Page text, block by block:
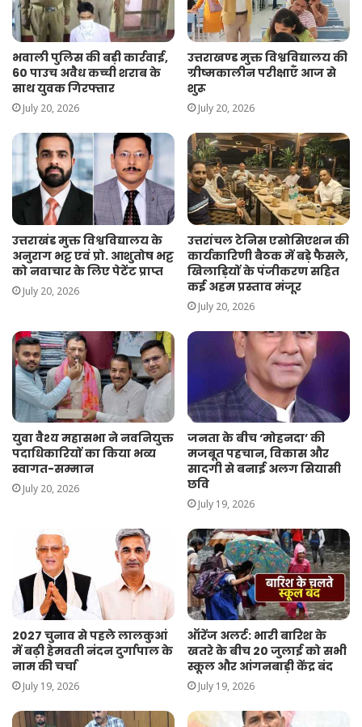
भवाली पुलिस की बड़ी कार्रवाई,
60 पाउच अवैध कच्ची शराब के
साथ युवक गिरफ्तार
July 20, 2026
उत्तराखण्ड मुक्त विश्वविद्यालय की
ग्रीष्मकालीन परीक्षाएँ आज से
शुरू
July 20, 2026
उत्तराखंड मुक्त विश्वविद्यालय के
अनुराग भट्ट एवं प्रो. आशुतोष भट्ट
को नवाचार के लिए पेटेंट प्राप्त
July 20, 2026
उत्तरांचल टेनिस एसोसिएशन की
कार्यकारिणी बैठक में बड़े फैसले,
खिलाड़ियों के पंजीकरण सहित
कई अहम प्रस्ताव मंजूर
July 20, 2026
युवा वैश्य महासभा ने नवनियुक्त
पदाधिकारियों का किया भव्य
स्वागत-सम्मान
July 20, 2026
जनता के बीच ‘मोहनदा’ की
मजबूत पहचान, विकास और
सादगी से बनाई अलग सियासी
छवि
July 19, 2026
2027 चुनाव से पहले लालकुआं
में बढ़ी हेमवती नंदन दुर्गापाल के
नाम की चर्चा
July 19, 2026
ऑरेंज अलर्ट: भारी बारिश के
खतरे के बीच 20 जुलाई को सभी
स्कूल और आंगनबाड़ी केंद्र बंद
July 19, 2026